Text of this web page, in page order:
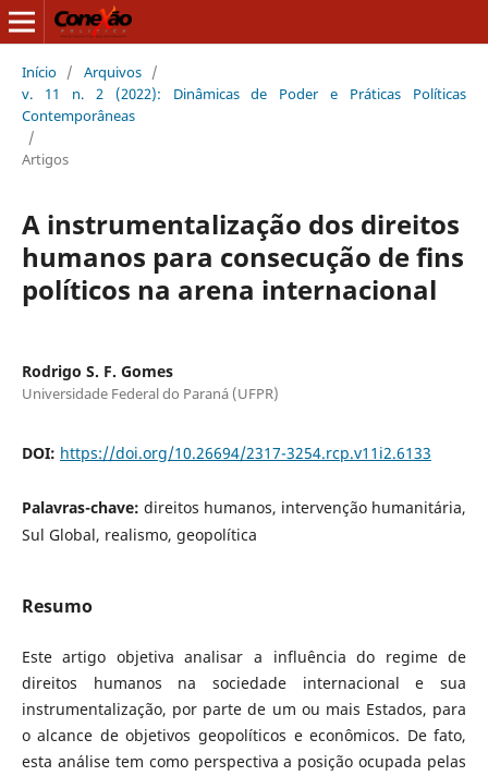
Início / Arquivos /
v. 11 n. 2 (2022): Dinâmicas de Poder e Práticas Políticas
Contemporâneas
/
Artigos
A instrumentalização dos direitos
humanos para consecução de fins
políticos na arena internacional
Rodrigo S. F. Gomes
Universidade Federal do Paraná (UFPR)
DOI: https://doi.org/10.26694/2317-3254.rcp.v11i2.6133
Palavras-chave: direitos humanos, intervenção humanitária,
Sul Global, realismo, geopolítica
Resumo
Este artigo objetiva analisar a influência do regime de
direitos humanos na sociedade internacional e sua
instrumentalização, por parte de um ou mais Estados, para
o alcance de objetivos geopolíticos e econômicos. De fato,
esta análise tem como perspectiva a posição ocupada pelas